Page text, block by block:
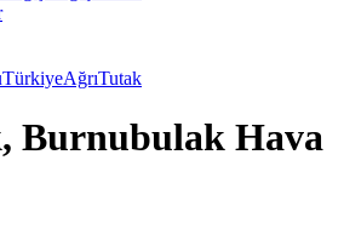
TürkiyeAğrıTutak
Burnubulak Hava